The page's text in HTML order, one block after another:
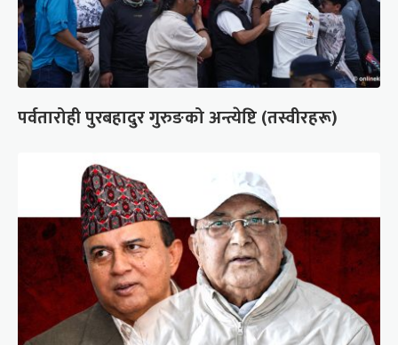
पर्वतारोही पुरबहादुर गुरुङको अन्त्येष्टि (तस्वीरहरू)